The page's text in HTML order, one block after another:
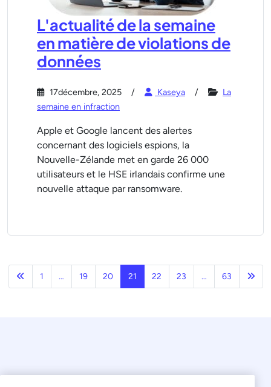
L'actualité de la semaine
en matière de violations de
données
17décembre, 2025 Kaseya
La
semaine en infraction
Apple et Google lancent des alertes
concernant des logiciels espions, la
Nouvelle-Zélande met en garde 26 000
utilisateurs et le HSE irlandais confirme une
nouvelle attaque par ransomware.
Précédent
1 … 19 20 21 22 23 … 63